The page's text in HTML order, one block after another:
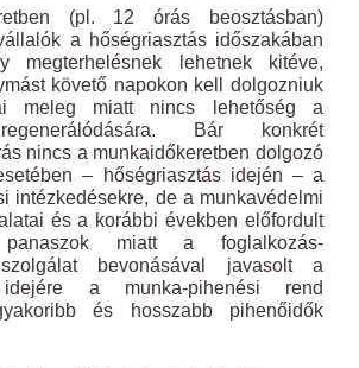
(pl. 12 órás beosztásban)
a hőségriasztás időszakában
megterhelésnek lehetnek kitéve,
követő napokon kell dolgozniuk
meleg miatt nincs lehetőség a
Bár konkrét
nincs a munkaidőkeretben dolgozó
– hőségriasztás idején – a
intézkedésekre, de a munkavédelmi
és a korábbi években előfordult
panaszok miatt a foglalkozás-
bevonásával javasolt a
idejére a munka-pihenési rend
és hosszabb pihenőidők